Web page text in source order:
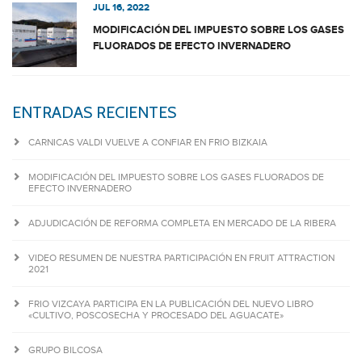
JUL 16, 2022
MODIFICACIÓN DEL IMPUESTO SOBRE LOS GASES
FLUORADOS DE EFECTO INVERNADERO
ENTRADAS RECIENTES
CARNICAS VALDI VUELVE A CONFIAR EN FRIO BIZKAIA
MODIFICACIÓN DEL IMPUESTO SOBRE LOS GASES FLUORADOS DE
EFECTO INVERNADERO
ADJUDICACIÓN DE REFORMA COMPLETA EN MERCADO DE LA RIBERA
VIDEO RESUMEN DE NUESTRA PARTICIPACIÓN EN FRUIT ATTRACTION
2021
FRIO VIZCAYA PARTICIPA EN LA PUBLICACIÓN DEL NUEVO LIBRO
«CULTIVO, POSCOSECHA Y PROCESADO DEL AGUACATE»
GRUPO BILCOSA